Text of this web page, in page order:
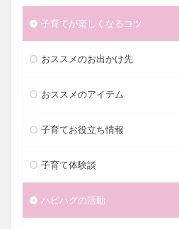
子育てが楽しくなるコツ
おススメのお出かけ先
おススメのアイテム
子育てお役立ち情報
子育て体験談
ハピハグの活動